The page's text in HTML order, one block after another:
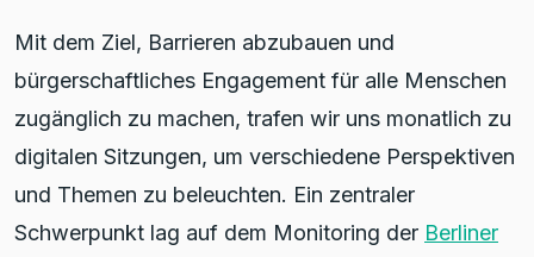
Mit dem Ziel, Barrieren abzubauen und
bürgerschaftliches Engagement für alle Menschen
zugänglich zu machen, trafen wir uns monatlich zu
digitalen Sitzungen, um verschiedene Perspektiven
und Themen zu beleuchten. Ein zentraler
Schwerpunkt lag auf dem Monitoring der Berliner